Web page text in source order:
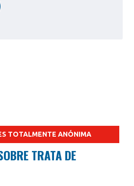
TOTALMENTE ANÓNIMA
TRATA DE